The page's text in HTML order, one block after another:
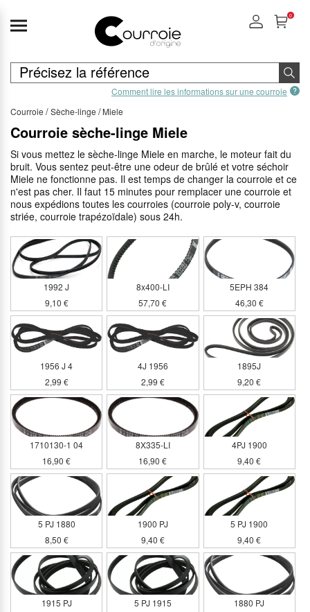
Comment lire les informations sur une courroie
0
Courroie Sèche-linge Miele
Courroie sèche-linge Miele
Si vous mettez le sèche-linge Miele en marche, le moteur fait du
bruit. Vous sentez peut-être une odeur de brûlé et votre séchoir
Miele ne fonctionne pas. Il est temps de changer la courroie et ce
n'est pas cher. Il faut 15 minutes pour remplacer une courroie et
nous expédions toutes les courroies (courroie poly-v, courroie
striée, courroie trapézoïdale) sous 24h.
1992 J
9,10 €
8x400-LI
57,70 €
5EPH 384
46,30 €
1956 J 4
2,99 €
4J 1956
2,99 €
1895J
9,20 €
1710130-1 04
16,90 €
8X335-LI
16,90 €
4PJ 1900
9,40 €
5 PJ 1880
8,50 €
1900 PJ
9,40 €
5 PJ 1900
9,40 €
1915 PJ
5 PJ 1915
1880 PJ